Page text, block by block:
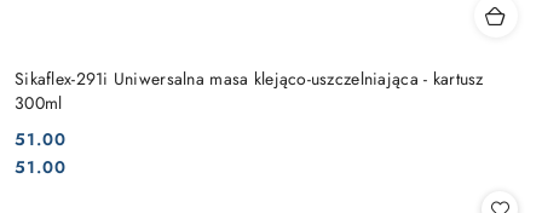
Sikaflex-291i Uniwersalna masa klejąco-uszczelniająca - kartusz
300ml
Cena:
51.00
Cena:
51.00